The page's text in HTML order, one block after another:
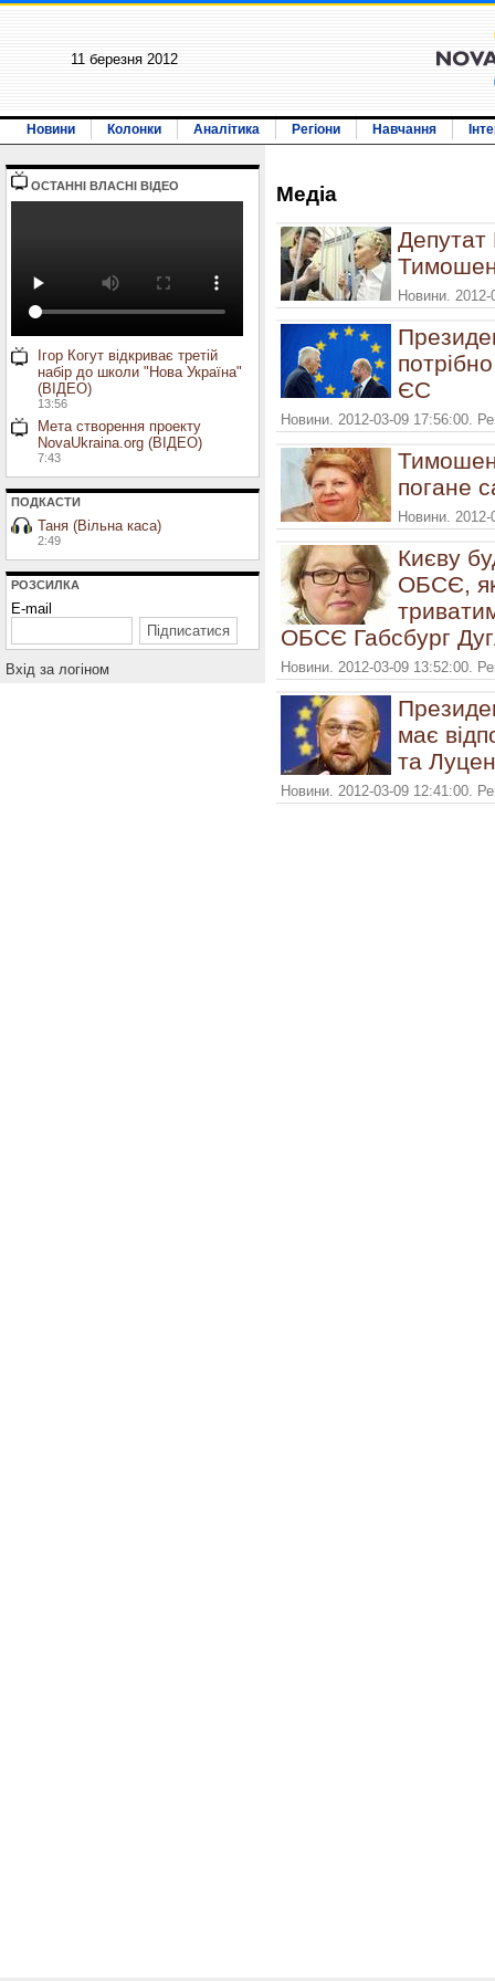
11 березня 2012
Новини Колонки Аналітика Регіони Навчання
ОСТАННI ВЛАСНI ВIДЕО
Ігор Когут відкриває третій
набір до школи "Нова Україна"
(ВІДЕО)
13:56
Мета створення проекту
NovaUkraina.org (ВІДЕО)
7:43
ПОДКАСТИ
Таня (Вільна каса)
2:49
РОЗСИЛКА
E-mail
Вхiд за логiном
Медiа
Депутат
Новини.
ЄС
Новини. 2012-03-09 17:56:00.
погане
Новини.
Києву
ОБСЄ,
ОБСЄ Габсбург
Новини. 2012-03-09 13:52:00.
має
та
Новини. 2012-03-09 12:41:00.